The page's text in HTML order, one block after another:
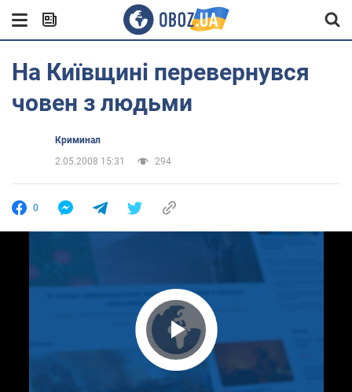
На Київщині перевернувся
човен з людьми
Криминал
2.05.2008 15:31
294
0
Play Video